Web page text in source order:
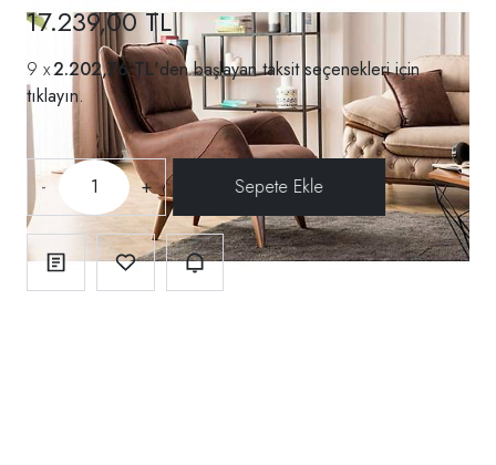
17.239,00 TL
2.202,76 TL'den başlayan taksit seçenekleri için
tıklayın.
- +